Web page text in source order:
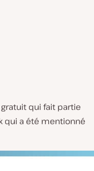
qui fait partie
qui a été mentionné